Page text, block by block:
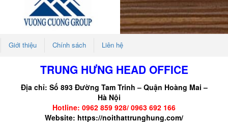
Giới thiệu Chính sách Liên hệ
TRUNG HƯNG HEAD OFFICE
Địa chỉ: Số 893 Đường Tam Trinh – Quận Hoàng Mai –
Hà Nội
Hotline: 0962 859 928/ 0963 692 166
Website: https://noithattrunghung.com/